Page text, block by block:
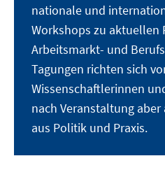
nationale und
Workshops zu aktuellen
Arbeitsmarkt- und
Tagungen richten sich
Wissenschaftlerinnen
nach Veranstaltung
aus Politik und Praxis.